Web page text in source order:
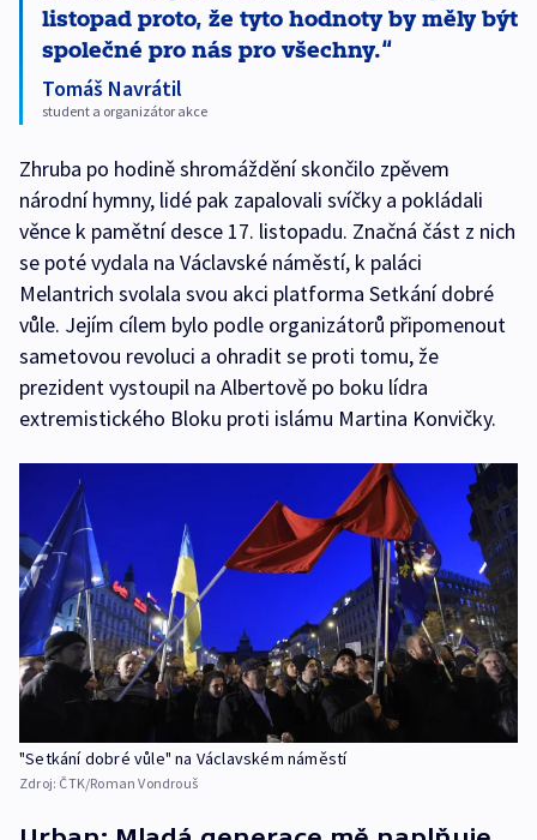
listopad proto, že tyto hodnoty by měly být
společné pro nás pro všechny.
Tomáš Navrátil
student a organizátor akce
Zhruba po hodině shromáždění skončilo zpěvem
národní hymny, lidé pak zapalovali svíčky a pokládali
věnce k pamětní desce 17. listopadu. Značná část z nich
se poté vydala na Václavské náměstí, k paláci
Melantrich svolala svou akci platforma Setkání dobré
vůle. Jejím cílem bylo podle organizátorů připomenout
sametovou revoluci a ohradit se proti tomu, že
prezident vystoupil na Albertově po boku lídra
extremistického Bloku proti islámu Martina Konvičky.
"Setkání dobré vůle" na Václavském náměstí
Zdroj: ČTK/Roman Vondrouš